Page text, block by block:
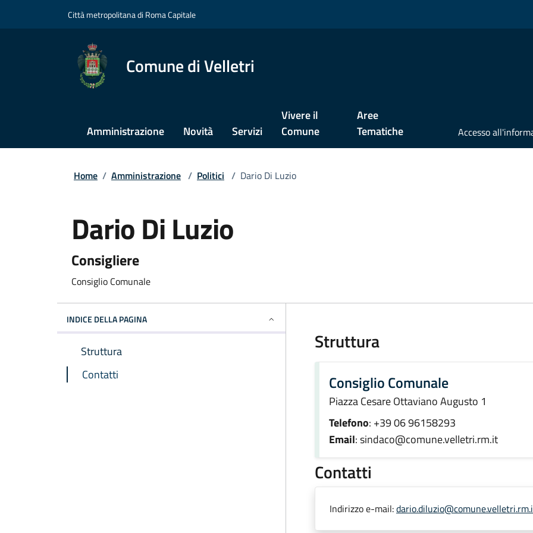
Città metropolitana di Roma Capitale
Comune di Velletri
Amministrazione Novità Servizi
Vivere il
Comune
Aree
Tematiche
Home / Amministrazione / Politici / Dario Di Luzio
Dario Di Luzio
Consigliere
Consiglio Comunale
INDICE DELLA PAGINA
Struttura
Contatti
Struttura
Consiglio Comunale
Piazza Cesare Ottaviano Augusto 1
Telefono: +39 06 96158293
Email: sindaco@comune.velletri.rm.it
Contatti
Indirizzo e-mail: